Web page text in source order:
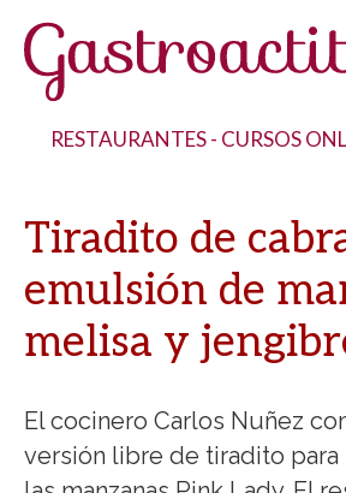
RESTAURANTES- CURSOS
Tiradito de
emulsión de
melisa y
El cocinero Carlos Nuñez
versión libre de tiradito